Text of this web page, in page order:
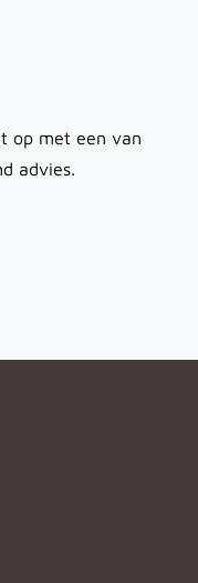
op met een van
advies.